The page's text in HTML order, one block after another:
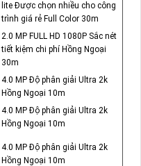
lite Được chọn nhiều cho công
trình giá rẻ Full Color 30m
2.0 MP FULL HD 1080P Sắc nét
tiết kiệm chi phí Hồng Ngoại
30m
4.0 MP Độ phân giải Ultra 2k
Hồng Ngoại 10m
4.0 MP Độ phân giải Ultra 2k
Hồng Ngoại 10m
4.0 MP Độ phân giải Ultra 2k
Hồng Ngoại 10m